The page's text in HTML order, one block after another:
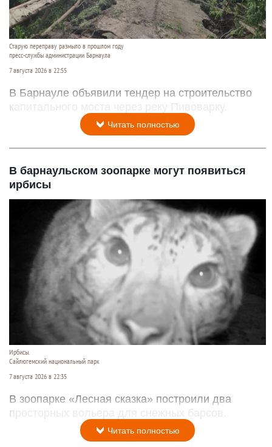
Старую переправу размыло в прошлом году
пресс-службы администрации Барнаула
7 августа 2026 в 22:55
В Барнауле объявили тендер на строительство
капитального моста через реку Пивоварку.
Читать полностью
В барнаульском зоопарке могут появиться
ирбисы
Ирбисы.
Сайлюгемский национальный парк
7 августа 2026 в 22:35
В зоопарке «Лесная сказка» построили два
просторных вольера для снежных барсов.
Читать полностью